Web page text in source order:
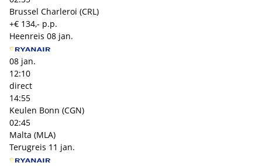
Brussel Charleroi (CRL)
+€ 134,- p.p.
Heenreis 08 jan.
08 jan.
12:10
direct
14:55
Keulen Bonn (CGN)
02:45
Malta (MLA)
Terugreis 11 jan.